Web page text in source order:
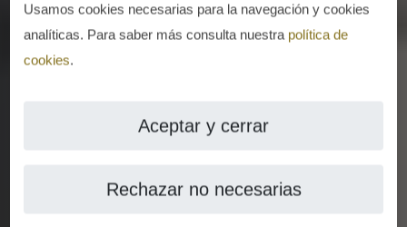
Usamos cookies necesarias para la navegación y cookies
analíticas. Para saber más consulta nuestra política de
cookies.
Aceptar y cerrar
Rechazar no necesarias